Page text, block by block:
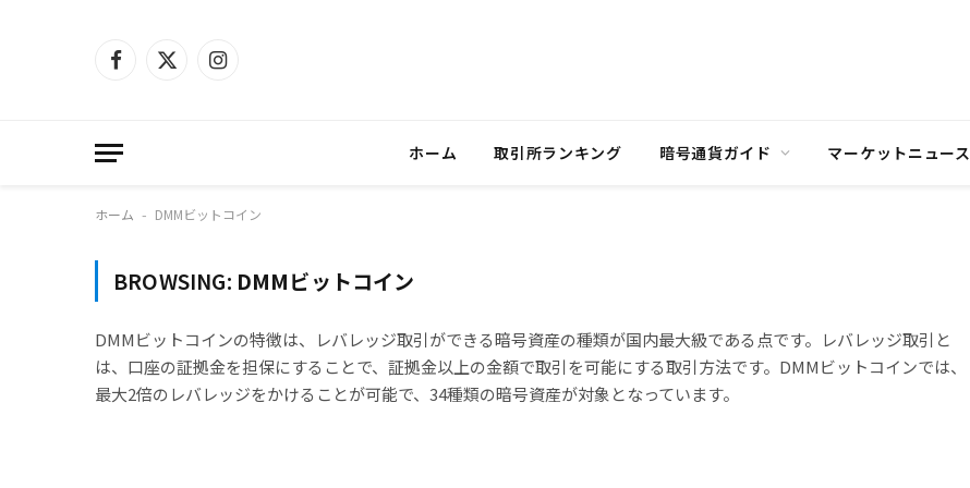
Facebook
X
Instagram
ホーム 取引所ランキング 暗号通貨ガイド マーケットニュース
ホーム - DMMビットコイン
BROWSING: DMMビットコイン
DMMビットコインの特徴は、レバレッジ取引ができる暗号資産の種類が国内最大級である点です。レバレッジ取引と
は、口座の証拠金を担保にすることで、証拠金以上の金額で取引を可能にする取引方法です。DMMビットコインでは、
最大2倍のレバレッジをかけることが可能で、34種類の暗号資産が対象となっています。